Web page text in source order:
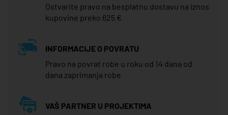
Ostvarite pravo na besplatnu dostavu na iznos
kupovine preko 625 €
INFORMACIJE O POVRATU
Pravo na povrat robe u roku od 14 dana od
dana zaprimanja robe
VAŠ PARTNER U PROJEKTIMA